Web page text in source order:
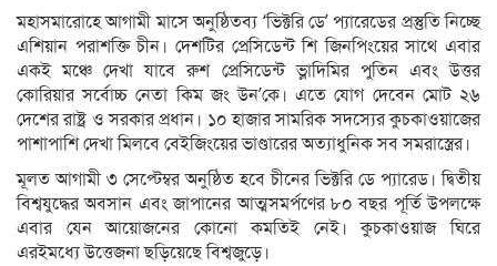
মহাসমারোহে আগামী মাসে অনুষ্ঠিতব্য ‘ভিক্টরি ডে’ প্যারেডের প্রস্তুতি নিচ্ছে
এশিয়ান পরাশক্তি চীন। দেশটির প্রেসিডেন্ট শি জিনপিংয়ের সাথে এবার
একই মঞ্চে দেখা যাবে রুশ প্রেসিডেন্ট ভ্লাদিমির পুতিন এবং উত্তর
কোরিয়ার সর্বোচ্চ নেতা কিম জং উন’কে। এতে যোগ দেবেন মোট ২৬
দেশের রাষ্ট্র ও সরকার প্রধান। ১০ হাজার সামরিক সদস্যের কুচকাওয়াজের
পাশাপাশি দেখা মিলবে বেইজিংয়ের ভাণ্ডারের অত্যাধুনিক সব সমরাস্ত্রের।
মূলত আগামী ৩ সেপ্টেম্বর অনুষ্ঠিত হবে চীনের ভিক্টরি ডে প্যারেড। দ্বিতীয়
বিশ্বযুদ্ধের অবসান এবং জাপানের আত্মসমর্পণের ৮০ বছর পূর্তি উপলক্ষে
এবার যেন আয়োজনের কোনো কমতিই নেই। কুচকাওয়াজ ঘিরে
এরইমধ্যে উত্তেজনা ছড়িয়েছে বিশ্বজুড়ে।